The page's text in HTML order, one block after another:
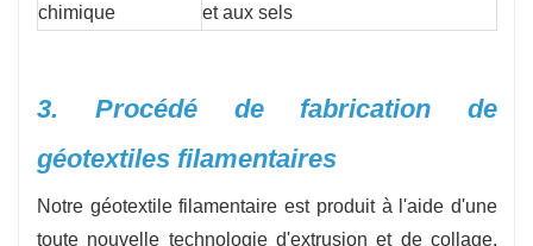
chimique
et aux sels
3. Procédé de fabrication de
géotextiles filamentaires
Notre géotextile filamentaire est produit à l'aide d'une
toute nouvelle technologie d'extrusion et de collage,